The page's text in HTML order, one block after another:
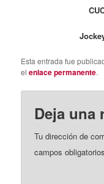
Esta entrada fue
elenlace permanente.
Deja una
Tu dirección de
campos